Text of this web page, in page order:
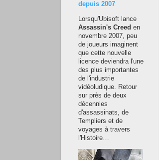
depuis 2007
Lorsqu'Ubisoft lance
Assassin's Creed en
novembre 2007, peu
de joueurs imaginent
que cette nouvelle
licence deviendra l'une
des plus importantes
de l'industrie
vidéoludique. Retour
sur près de deux
décennies
d'assassinats, de
Templiers et de
voyages à travers
l'Histoire…